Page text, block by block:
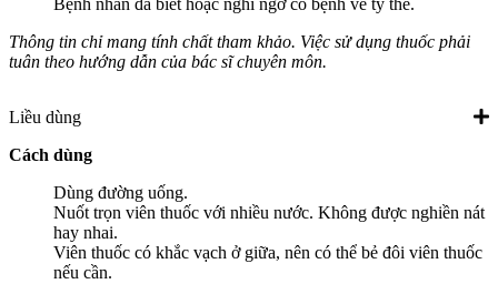
Bệnh nhân đã biết hoặc nghi ngờ có bệnh về ty thể.
Thông tin chỉ mang tính chất tham khảo. Việc sử dụng thuốc phải
tuân theo hướng dẫn của bác sĩ chuyên môn.
Liều dùng
Cách dùng
Dùng đường uống.
Nuốt trọn viên thuốc với nhiều nước. Không được nghiền nát
hay nhai.
Viên thuốc có khắc vạch ở giữa, nên có thể bẻ đôi viên thuốc
nếu cần.